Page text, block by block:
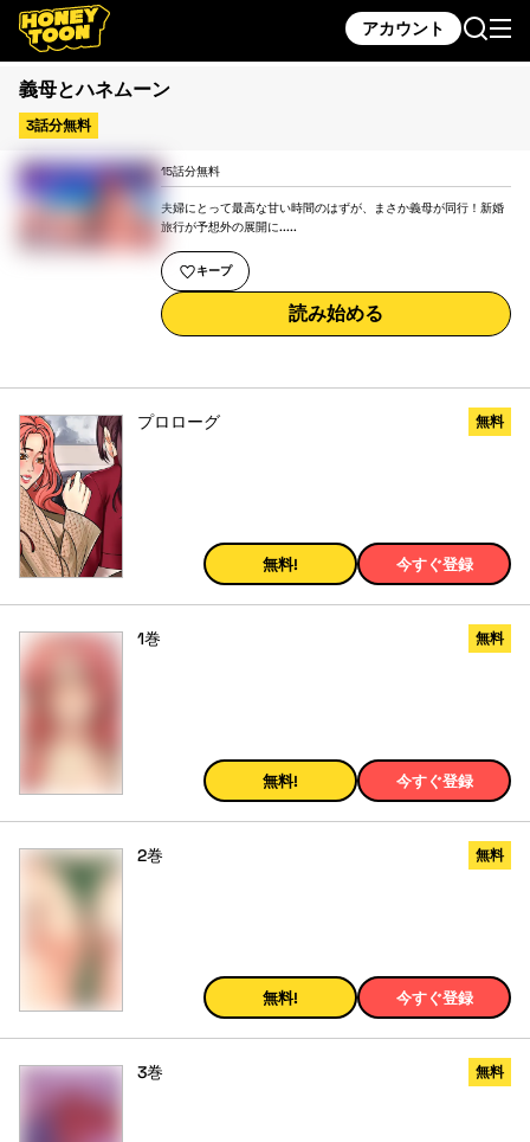
アカウント
義母とハネムーン
3話分無料
15話分無料
夫婦にとって最高な甘い時間のはずが、まさか義母が同行！新婚
旅行が予想外の展開に.....
キープ
読み始める
プロローグ 無料
無料! 今すぐ登録
1巻 無料
無料! 今すぐ登録
2巻 無料
無料! 今すぐ登録
3巻 無料